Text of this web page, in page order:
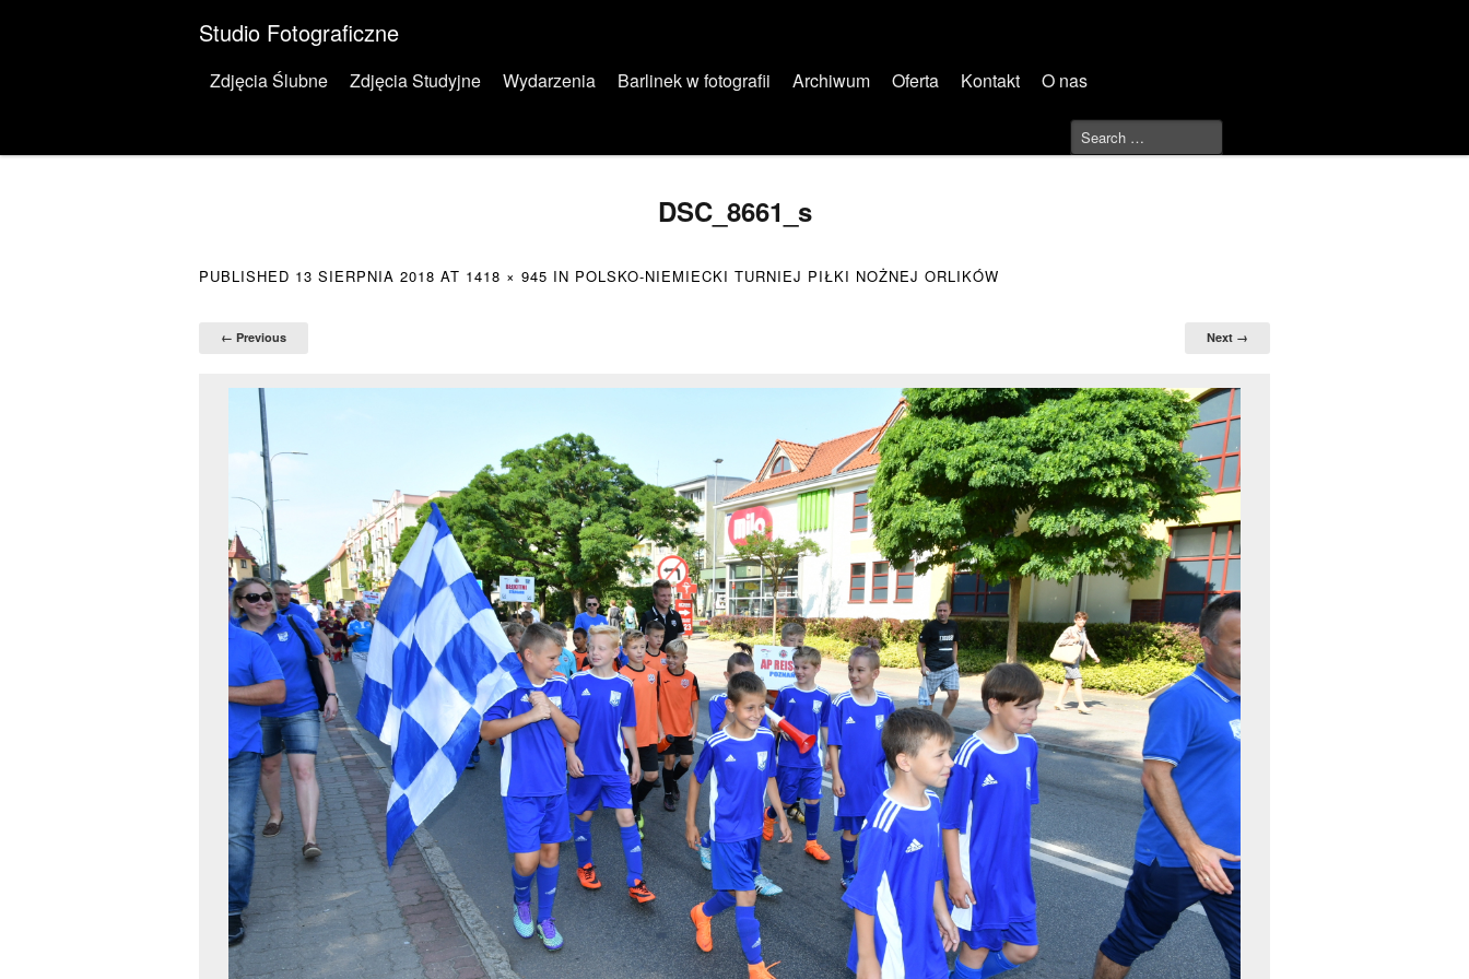
Studio Fotograficzne
Menu
Skip to content
Zdjęcia Ślubne Zdjęcia Studyjne Wydarzenia Barlinek w fotografii Archiwum Oferta Kontakt O nas
DSC_8661_s
PUBLISHED 13 SIERPNIA 2018 AT 1418 × 945 IN POLSKO-NIEMIECKI TURNIEJ PIŁKI NOŻNEJ ORLIKÓW
← Previous Next →